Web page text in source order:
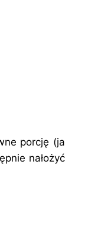
porcję (ja
nałożyć